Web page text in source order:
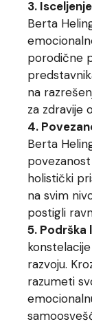
3.
Berta
porodične
na
za zdravije
4.
Berta
holistički
na svim
postigli
5. Podrška
razvoju.
razumeti